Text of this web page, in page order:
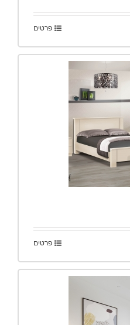
פרטים
פרטים